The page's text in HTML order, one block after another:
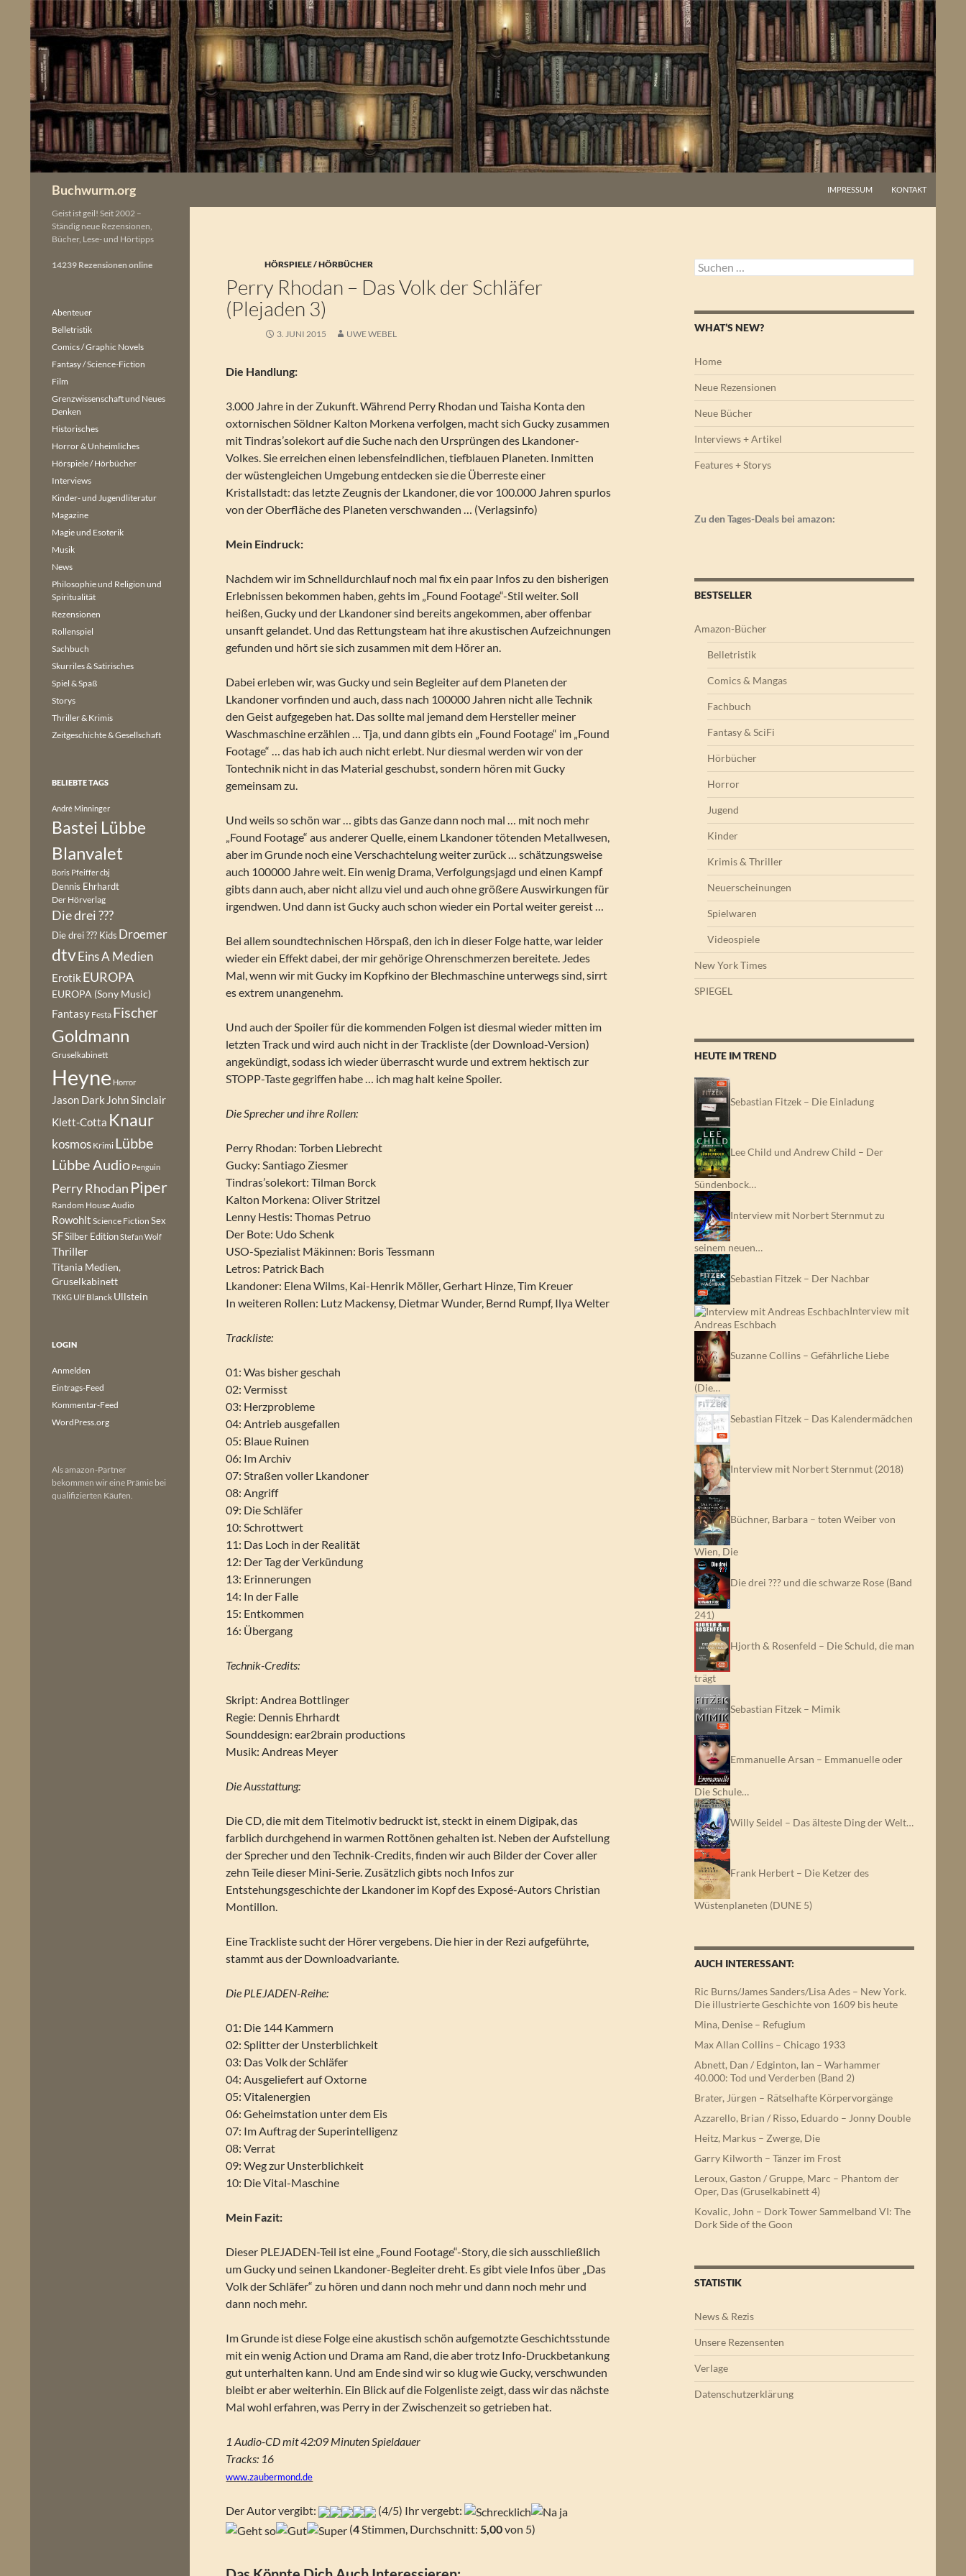
springen
Buchwurm.org IMPRESSUM KONTAKT
HÖRSPIELE / HÖRBÜCHER
Perry Rhodan – Das Volk der Schläfer
(Plejaden 3)
3. JUNI 2015 UWE WEBEL
Die Handlung:
3.000 Jahre in der Zukunft. Während Perry Rhodan und Taisha Konta den
oxtornischen Söldner Kalton Morkena verfolgen, macht sich Gucky zusammen
mit Tindras’solekort auf die Suche nach den Ursprüngen des Lkandoner-
Volkes. Sie erreichen einen lebensfeindlichen, tiefblauen Planeten. Inmitten
der wüstengleichen Umgebung entdecken sie die Überreste einer
Kristallstadt: das letzte Zeugnis der Lkandoner, die vor 100.000 Jahren spurlos
von der Oberfläche des Planeten verschwanden … (Verlagsinfo)
Mein Eindruck:
Nachdem wir im Schnelldurchlauf noch mal fix ein paar Infos zu den bisherigen
Erlebnissen bekommen haben, gehts im „Found Footage“-Stil weiter. Soll
heißen, Gucky und der Lkandoner sind bereits angekommen, aber offenbar
unsanft gelandet. Und das Rettungsteam hat ihre akustischen Aufzeichnungen
gefunden und hört sie sich zusammen mit dem Hörer an.
Dabei erleben wir, was Gucky und sein Begleiter auf dem Planeten der
Lkandoner vorfinden und auch, dass nach 100000 Jahren nicht alle Technik
den Geist aufgegeben hat. Das sollte mal jemand dem Hersteller meiner
Waschmaschine erzählen … Tja, und dann gibts ein „Found Footage“ im „Found
Footage“ … das hab ich auch nicht erlebt. Nur diesmal werden wir von der
Tontechnik nicht in das Material geschubst, sondern hören mit Gucky
gemeinsam zu.
Und weils so schön war … gibts das Ganze dann noch mal … mit noch mehr
„Found Footage“ aus anderer Quelle, einem Lkandoner tötenden Metallwesen,
aber im Grunde noch eine Verschachtelung weiter zurück … schätzungsweise
auch 100000 Jahre weit. Ein wenig Drama, Verfolgungsjagd und einen Kampf
gibts dann auch, aber nicht allzu viel und auch ohne größere Auswirkungen für
irgendwen. Und dann ist Gucky auch schon wieder ein Portal weiter gereist …
Bei allem soundtechnischen Hörspaß, den ich in dieser Folge hatte, war leider
wieder ein Effekt dabei, der mir gehörige Ohrenschmerzen bereitete. Jedes
Mal, wenn wir mit Gucky im Kopfkino der Blechmaschine unterwegs sind, sirrt
es extrem unangenehm.
Und auch der Spoiler für die kommenden Folgen ist diesmal wieder mitten im
letzten Track und wird auch nicht in der Trackliste (der Download-Version)
angekündigt, sodass ich wieder überrascht wurde und extrem hektisch zur
STOPP-Taste gegriffen habe … ich mag halt keine Spoiler.
Die Sprecher und ihre Rollen:
Perry Rhodan: Torben Liebrecht
Gucky: Santiago Ziesmer
Tindras’solekort: Tilman Borck
Kalton Morkena: Oliver Stritzel
Lenny Hestis: Thomas Petruo
Der Bote: Udo Schenk
USO-Spezialist Mäkinnen: Boris Tessmann
Letros: Patrick Bach
Lkandoner: Elena Wilms, Kai-Henrik Möller, Gerhart Hinze, Tim Kreuer
In weiteren Rollen: Lutz Mackensy, Dietmar Wunder, Bernd Rumpf, Ilya Welter
Trackliste:
01: Was bisher geschah
02: Vermisst
03: Herzprobleme
04: Antrieb ausgefallen
05: Blaue Ruinen
06: Im Archiv
07: Straßen voller Lkandoner
08: Angriff
09: Die Schläfer
10: Schrottwert
11: Das Loch in der Realität
12: Der Tag der Verkündung
13: Erinnerungen
14: In der Falle
15: Entkommen
16: Übergang
Technik-Credits:
Skript: Andrea Bottlinger
Regie: Dennis Ehrhardt
Sounddesign: ear2brain productions
Musik: Andreas Meyer
Die Ausstattung:
Die CD, die mit dem Titelmotiv bedruckt ist, steckt in einem Digipak, das
farblich durchgehend in warmen Rottönen gehalten ist. Neben der Aufstellung
der Sprecher und den Technik-Credits, finden wir auch Bilder der Cover aller
zehn Teile dieser Mini-Serie. Zusätzlich gibts noch Infos zur
Entstehungsgeschichte der Lkandoner im Kopf des Exposé-Autors Christian
Montillon.
Eine Trackliste sucht der Hörer vergebens. Die hier in der Rezi aufgeführte,
stammt aus der Downloadvariante.
Die PLEJADEN-Reihe:
01: Die 144 Kammern
02: Splitter der Unsterblichkeit
03: Das Volk der Schläfer
04: Ausgeliefert auf Oxtorne
05: Vitalenergien
06: Geheimstation unter dem Eis
07: Im Auftrag der Superintelligenz
08: Verrat
09: Weg zur Unsterblichkeit
10: Die Vital-Maschine
Mein Fazit:
Dieser PLEJADEN-Teil ist eine „Found Footage“-Story, die sich ausschließlich
um Gucky und seinen Lkandoner-Begleiter dreht. Es gibt viele Infos über „Das
Volk der Schläfer“ zu hören und dann noch mehr und dann noch mehr und
dann noch mehr.
Im Grunde ist diese Folge eine akustisch schön aufgemotzte Geschichtsstunde
mit ein wenig Action und Drama am Rand, die aber trotz Info-Druckbetankung
gut unterhalten kann. Und am Ende sind wir so klug wie Gucky, verschwunden
bleibt er aber weiterhin. Ein Blick auf die Folgenliste zeigt, dass wir das nächste
Mal wohl erfahren, was Perry in der Zwischenzeit so getrieben hat.
1 Audio-CD mit 42:09 Minuten Spieldauer
Tracks: 16
www.zaubermond.de
Der Autor vergibt:
(4/5) Ihr vergebt:
(4Stimmen, Durchschnitt:5,00von 5)
Suchen
nach:
WHAT’S NEW?
Home
Neue Rezensionen
Neue Bücher
Interviews + Artikel
Features + Storys
Zu den Tages-Deals bei amazon:
BESTSELLER
Amazon-Bücher
Belletristik
Comics & Mangas
Fachbuch
Fantasy & SciFi
Hörbücher
Horror
Jugend
Kinder
Krimis & Thriller
Neuerscheinungen
Spielwaren
Videospiele
New York Times
SPIEGEL
HEUTE IM TREND
Sebastian Fitzek – Die Einladung
Lee Child und Andrew Child – Der
Sündenbock…
Interview mit Norbert Sternmut zu
seinem neuen…
Sebastian Fitzek – Der Nachbar
Interview mit
Andreas Eschbach
Suzanne Collins – Gefährliche Liebe
(Die…
Sebastian Fitzek – Das Kalendermädchen
Interview mit Norbert Sternmut (2018)
Büchner, Barbara – toten Weiber von
Wien, Die
Die drei ??? und die schwarze Rose (Band
241)
Hjorth & Rosenfeld – Die Schuld, die man
trägt
Sebastian Fitzek – Mimik
Emmanuelle Arsan – Emmanuelle oder
Die Schule…
Willy Seidel – Das älteste Ding der Welt…
Frank Herbert – Die Ketzer des
Wüstenplaneten (DUNE 5)
AUCH INTERESSANT:
Ric Burns/James Sanders/Lisa Ades – New York.
Die illustrierte Geschichte von 1609 bis heute
Mina, Denise – Refugium
Max Allan Collins – Chicago 1933
Abnett, Dan / Edginton, Ian – Warhammer
40.000: Tod und Verderben (Band 2)
Brater, Jürgen – Rätselhafte Körpervorgänge
Azzarello, Brian / Risso, Eduardo – Jonny Double
Heitz, Markus – Zwerge, Die
Garry Kilworth – Tänzer im Frost
Leroux, Gaston / Gruppe, Marc – Phantom der
Oper, Das (Gruselkabinett 4)
Kovalic, John – Dork Tower Sammelband VI: The
Dork Side of the Goon
STATISTIK
News & Rezis
Unsere Rezensenten
Verlage
Datenschutzerklärung
Geist ist geil! Seit 2002 –
Ständig neue Rezensionen,
Bücher, Lese- und Hörtipps
14239 Rezensionen online
Abenteuer
Belletristik
Comics / Graphic Novels
Fantasy / Science-Fiction
Film
Grenzwissenschaft und Neues
Denken
Historisches
Horror & Unheimliches
Hörspiele / Hörbücher
Interviews
Kinder- und Jugendliteratur
Magazine
Magie und Esoterik
Musik
News
Philosophie und Religion und
Spiritualität
Rezensionen
Rollenspiel
Sachbuch
Skurriles & Satirisches
Spiel & Spaß
Storys
Thriller & Krimis
Zeitgeschichte & Gesellschaft
BELIEBTE TAGS
André Minninger
Bastei Lübbe
Blanvalet
Boris Pfeiffercbj
Dennis Ehrhardt
Der Hörverlag
Die drei ???
Die drei ??? Kids Droemer
dtvEins A Medien
Erotik EUROPA
EUROPA (Sony Music)
Fantasy Festa Fischer
Goldmann
Gruselkabinett
Heyne Horror
Jason Dark John Sinclair
Klett-Cotta Knaur
kosmos Krimi Lübbe
Lübbe Audio Penguin
Perry Rhodan Piper
Random House Audio
Rowohlt Science Fiction Sex
SFSilber EditionStefan Wolf
Thriller
Titania Medien,
Gruselkabinett
TKKG Ulf Blanck Ullstein
LOGIN
Anmelden
Eintrags-Feed
Kommentar-Feed
WordPress.org
Als amazon-Partner
bekommen wir eine Prämie bei
qualifizierten Käufen.